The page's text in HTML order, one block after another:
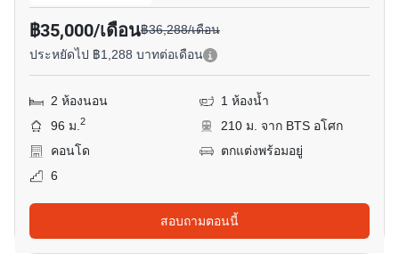
฿35,000/เดือน฿36,288/เดือน
ประหยัดไป ฿1,288 บาทต่อเดือน
2 ห้องนอน
1 ห้องน้ำ
96 ม.2
210 ม. จาก BTS อโศก
คอนโด
ตกแต่งพร้อมอยู่
6
สอบถามตอนนี้